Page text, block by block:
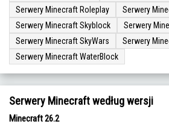
Serwery Minecraft Roleplay
Serwery
Serwery Minecraft Skyblock
Serwery
Serwery Minecraft SkyWars
Serwery
Serwery Minecraft WaterBlock
Serwery Minecraft według wersji
Minecraft 26.2